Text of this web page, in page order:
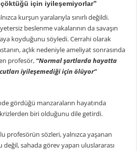
çöktüğü için iyileşemiyorlar”
kurşun yaralarıyla sınırlı değildi.
beslenme vakalarının da savaşın
koyduğunu söyledi. Cerrahi olarak
açlık nedeniyle ameliyat sonrasında
profesör, “Normal şartlarda hayatta
iyileşemediği için ölüyor”
gördüğü manzaraların hayatında
krizlerden biri olduğunu dile getirdi.
profesörün sözleri, yalnızca yaşanan
sahada görev yapan uluslararası